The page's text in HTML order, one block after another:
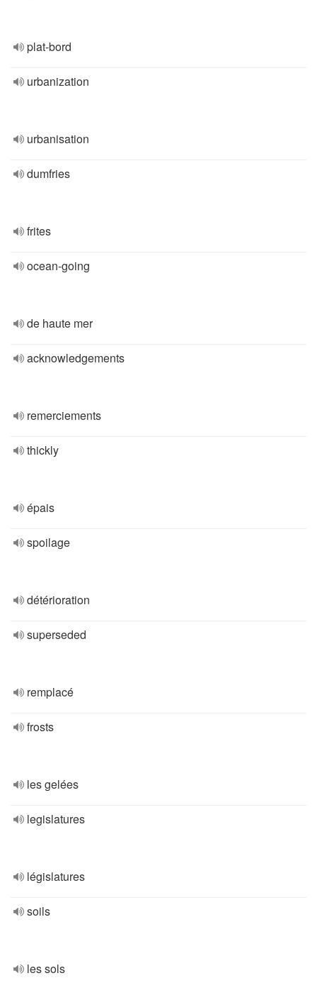
plat-bord
urbanization
urbanisation
dumfries
frites
ocean-going
de haute mer
acknowledgements
remerciements
thickly
épais
spoilage
détérioration
superseded
remplacé
frosts
les gelées
legislatures
législatures
soils
les sols